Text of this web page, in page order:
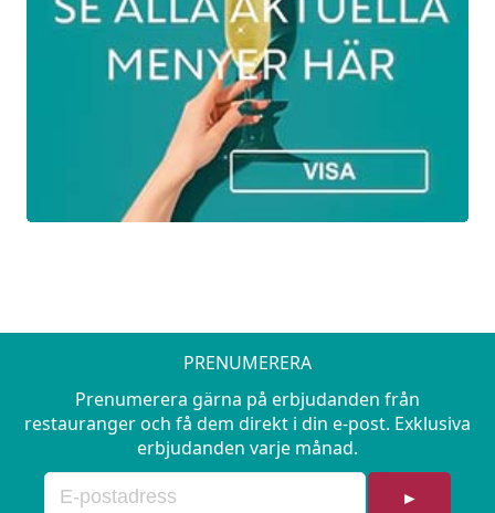
PRENUMERERA
Prenumerera gärna på erbjudanden från
restauranger och få dem direkt i din e-post. Exklusiva
erbjudanden varje månad.
►